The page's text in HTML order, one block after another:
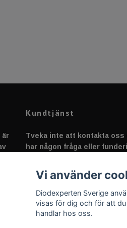
är
Kundtjänst
Tveka inte att kontakta oss
har någon fråga eller
Vi använder
Diodexperten Sverige
visas för dig och för att
handlar hos oss.